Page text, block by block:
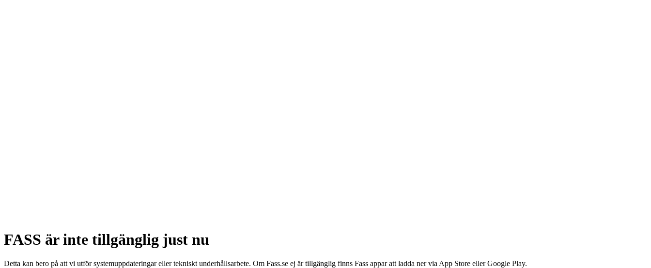
FASS är inte tillgänglig just nu
Detta kan bero på att vi utför systemuppdateringar eller tekniskt underhållsarbete. Om Fass.se ej är tillgänglig finns Fass appar att ladda ner via App Store eller Google Play.